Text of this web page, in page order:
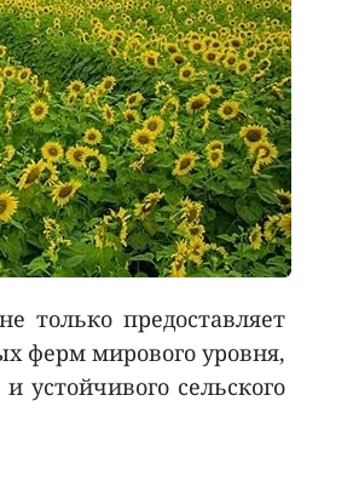
только предоставляет
ферм мирового уровня,
устойчивого сельского